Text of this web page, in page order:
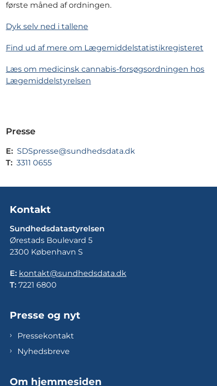
første måned af ordningen.
Dyk selv ned i tallene
Find ud af mere om Lægemiddelstatistikregisteret
Læs om medicinsk cannabis-forsøgsordningen hos
Lægemiddelstyrelsen
Presse
E: SDSpresse@sundhedsdata.dk
T: 3311 0655
Kontakt
Sundhedsdatastyrelsen
Ørestads Boulevard 5
2300 København S
E: kontakt@sundhedsdata.dk
T: 7221 6800
Presse og nyt
Pressekontakt
Nyhedsbreve
Om hjemmesiden